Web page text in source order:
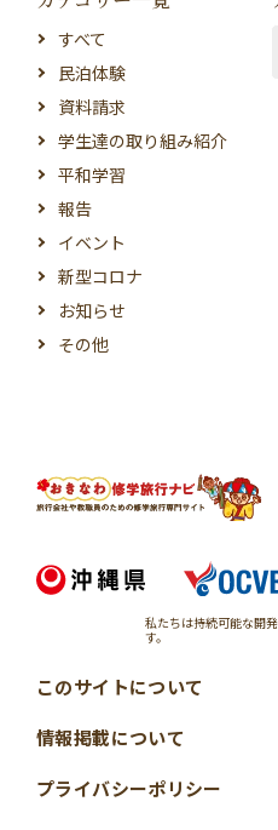
すべて
民泊体験
資料請求
学生達の取り組み紹介
平和学習
報告
イベント
新型コロナ
お知らせ
その他
私たちは持続可能な開
す。
このサイトについて
情報掲載について
プライバシーポリシー